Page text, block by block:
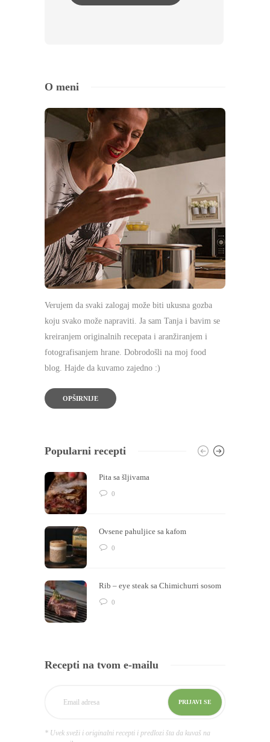
O meni
Verujem da svaki zalogaj može biti ukusna gozba
koju svako može napraviti. Ja sam Tanja i bavim se
kreiranjem originalnih recepata i aranžiranjem i
fotografisanjem hrane. Dobrodošli na moj food
blog. Hajde da kuvamo zajedno :)
OPŠIRNIJE
Popularni recepti
Pita sa šljivama
0
Ovsene pahuljice sa kafom
0
Rib – eye steak sa Chimichurri sosom
0
Recepti na tvom e-mailu
* Uvek sveži i originalni recepti i predlozi šta da kuvaš na